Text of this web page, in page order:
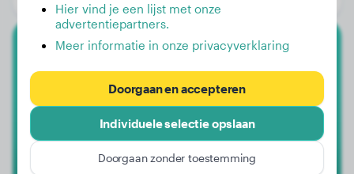
Riva
Hier vind je een lijst met onze
advertentiepartners.
Meer informatie in onze privacyverklaring
Doorgaan en accepteren
Individuele selectie opslaan
Doorgaan zonder toestemming